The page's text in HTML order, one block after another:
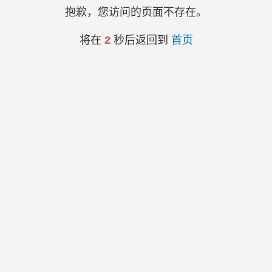
抱歉，您访问的页面不存在。
将在 2秒后返回到 首页